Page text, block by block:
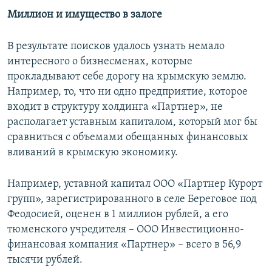
Миллион и имущество в залоге
В результате поисков удалось узнать немало
интересного о бизнесменах, которые
прокладывают себе дорогу на крымскую землю.
Например, то, что ни одно предприятие, которое
входит в структуру холдинга «Партнер», не
располагает уставным капиталом, который мог бы
сравниться с объемами обещанных финансовых
вливаний в крымскую экономику.
Например, уставной капитал ООО «Партнер Курорт
групп», зарегистрированного в селе Береговое под
Феодосией, оценен в 1 миллион рублей, а его
тюменского учредителя – ООО Инвестиционно-
финансовая компания «Партнер» – всего в 56,9
тысячи рублей.